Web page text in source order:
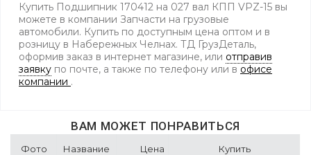
Купить Подшипник 170412 на 027 вал КПП VPZ-15 вы
можете в компании Запчасти на грузовые
автомобили. Купить по доступным цена оптом и в
розницу в Набережных Челнах. ТД ГрузДеталь,
оформив заказ в интернет магазине, или отправив
заявку по почте, а также по телефону или в офисе
компании .
ВАМ МОЖЕТ ПОНРАВИТЬСЯ
Фото Название Цена Купить